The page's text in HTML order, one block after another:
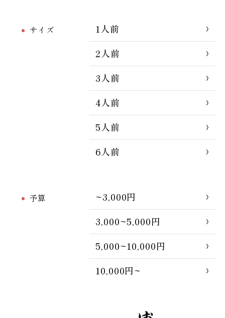
サイズ
1人前
2人前
3人前
4人前
5人前
6人前
予算
~3,000円
3,000~5,000円
5,000~10,000円
10,000円~